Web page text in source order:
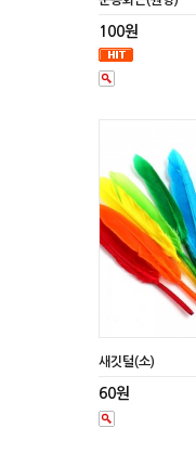
100원
새깃털(소)
60원